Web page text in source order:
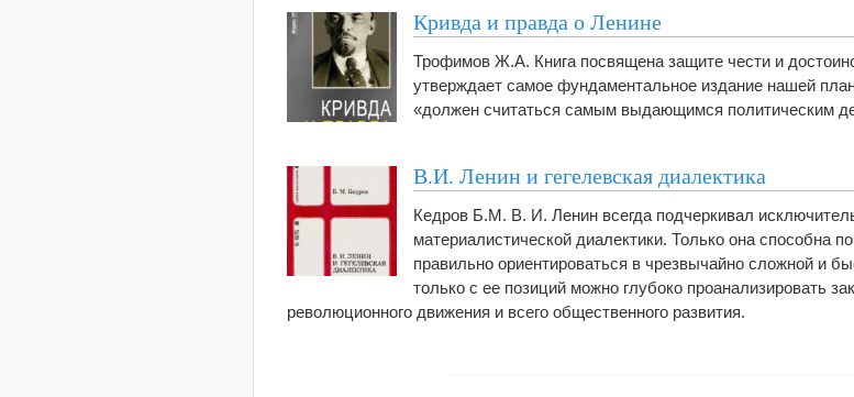
Кривда и правда о Ленине
Трофимов Ж.А. Книга посвящена защите чести и
утверждает самое фундаментальное издание нашей
«должен считаться самым выдающимся политическим
В.И. Ленин и гегелевская диалектика
Кедров Б.М. В. И. Ленин всегда подчеркивал
материалистической диалектики. Только она способна
правильно ориентироваться в чрезвычайно сложной и
только с ее позиций можно глубоко проанализировать
революционного движения и всего общественного развития.